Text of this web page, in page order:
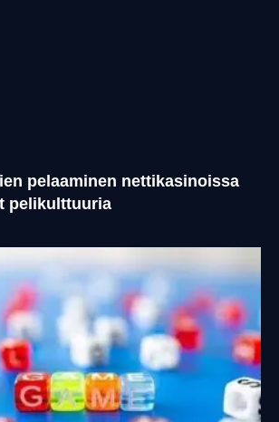
pelaaminen nettikasinoissa
pelikulttuuria